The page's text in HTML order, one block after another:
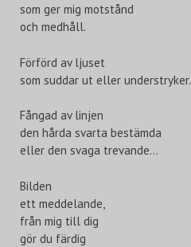
som ger mig motstånd
och medhåll.
Förförd av ljuset
som suddar ut eller understryker.
Fångad av linjen
den hårda svarta bestämda
eller den svaga trevande…
Bilden
ett meddelande,
från mig till dig
gör du färdig